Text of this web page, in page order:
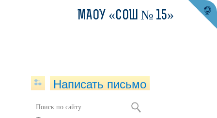
Публикации за 06.07.2026
МАОУ «СОШ № 15»
Написать письмо